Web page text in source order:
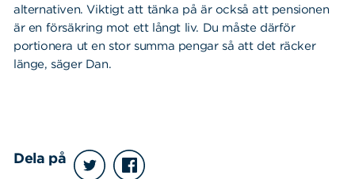
alternativen. Viktigt att tänka på är också att pensionen
är en försäkring mot ett långt liv. Du måste därför
portionera ut en stor summa pengar så att det räcker
länge, säger Dan.
Dela på